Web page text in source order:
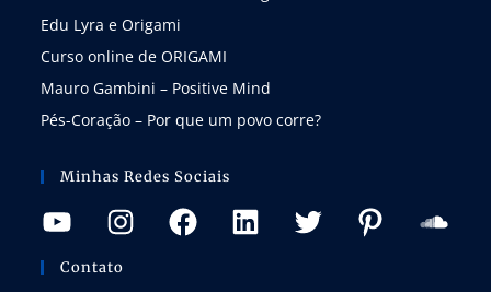
Edu Lyra e Origami
Curso online de ORIGAMI
Mauro Gambini – Positive Mind
Pés-Coração – Por que um povo corre?
Minhas Redes Sociais
Contato